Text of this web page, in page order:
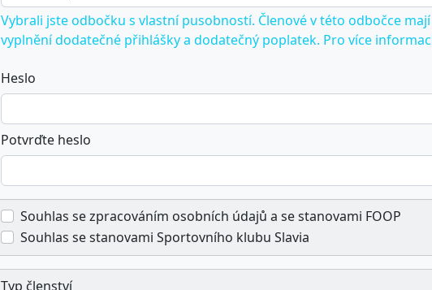
Vybrali jste odbočku s vlastní pusobností. Členové v této odbočce
vyplnění dodatečné přihlášky a dodatečný poplatek. Pro více
Heslo
Potvrďte heslo
Souhlas se zpracováním osobních údajů a se stanovami FOOP
Souhlas se stanovami Sportovního klubu Slavia
Typ členství